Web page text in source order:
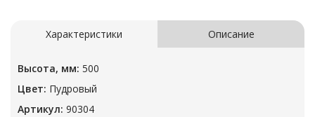
Характеристики Описание
Высота, мм: 500
Цвет: Пудровый
Артикул: 90304